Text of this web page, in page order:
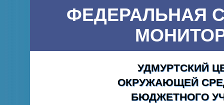
ФЕДЕРАЛЬНАЯ
УДМУРТСКИЙ
ОКРУЖАЮЩЕЙ
БЮДЖЕТНОГО